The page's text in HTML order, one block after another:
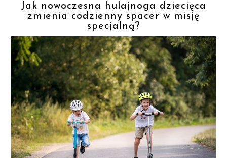
Jak nowoczesna hulajnoga dziecięca
zmienia codzienny spacer w misję
specjalną?